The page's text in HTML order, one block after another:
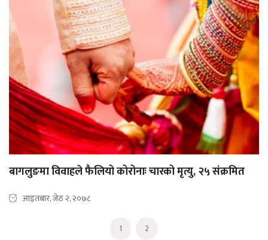
बागलुङमा विवाहले फैलियो कोरोनाः चारको मृत्यु, २५ संक्रमित
आइतबार, जेठ २, २०७८
1 2